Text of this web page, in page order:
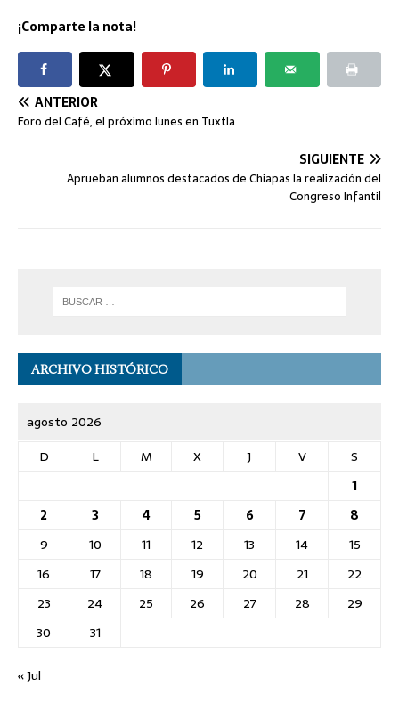
¡Comparte la nota!
ANTERIOR
Foro del Café, el próximo lunes en Tuxtla
SIGUIENTE
Aprueban alumnos destacados de Chiapas la realización del
Congreso Infantil
ARCHIVO HISTÓRICO
agosto 2026
D
L M X J V
S
1
2
3 4 5 6 7
8
9
10 11 12 13 14
15
16
17 18 19 20 21
22
23
24 25 26 27 28
29
30
31
« Jul